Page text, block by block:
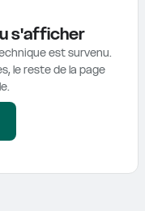
s'afficher
est survenu.
le reste de la page